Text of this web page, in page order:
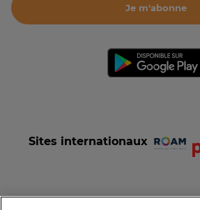
Je m'abonne
Sites internationaux